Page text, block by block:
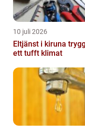
10 juli 2026
Eltjänst i kiruna trygg el i
ett tufft klimat